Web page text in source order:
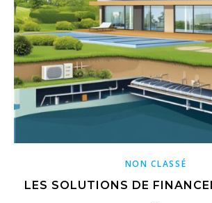
NON CLASSÉ
LES SOLUTIONS DE